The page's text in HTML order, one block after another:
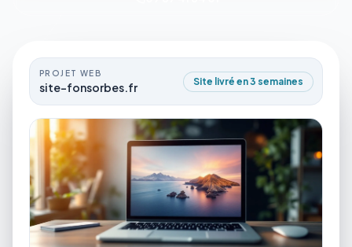
PROJET WEB
site-fonsorbes.fr Site livré en 3 semaines